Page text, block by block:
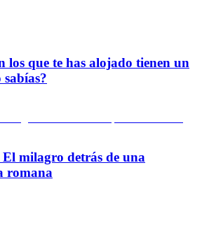
los que te has alojado tienen un
El milagro detrás de una
romana